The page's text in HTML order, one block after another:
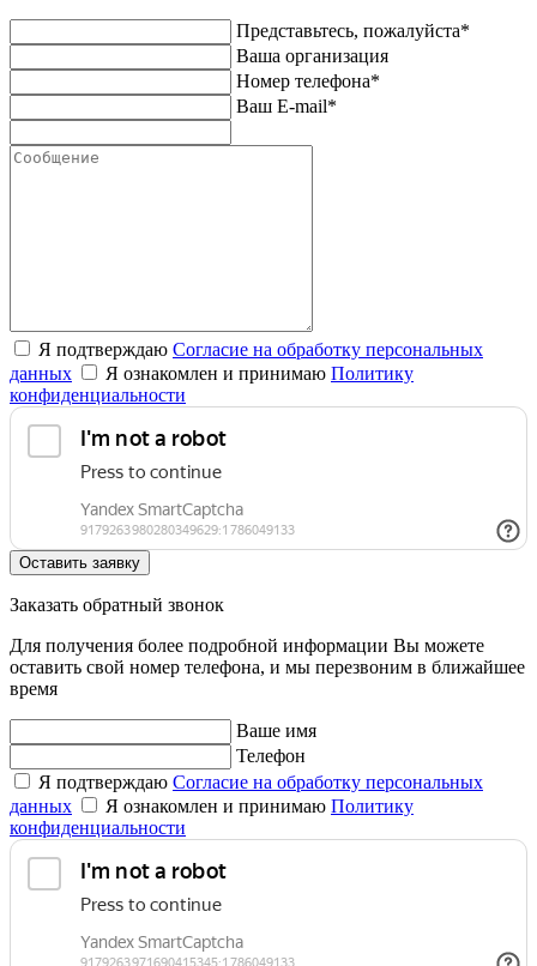
Представьтесь, пожалуйста*
Ваша организация
Номер телефона*
Ваш E-mail*
Я подтверждаю Согласие на обработку персональных
данных
Я ознакомлен и принимаю Политику
конфиденциальности
Оставить заявку
Заказать обратный звонок
Для получения более подробной информации Вы можете
оставить свой номер телефона, и мы перезвоним в ближайшее
время
Ваше имя
Телефон
Я подтверждаю Согласие на обработку персональных
данных
Я ознакомлен и принимаю Политику
конфиденциальности